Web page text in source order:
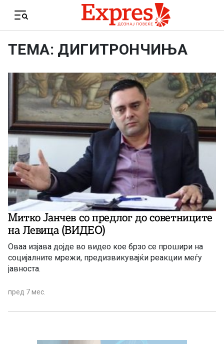
Menu
ТЕМА: ДИГИТРОНЧИЊА
Митко Јанчев со предлог до советниците
на Левица (ВИДЕО)
Оваа изјава дојде во видео кое брзо се прошири на
социјалните мрежи, предизвикувајќи реакции меѓу
јавноста.
пред 7 мес.